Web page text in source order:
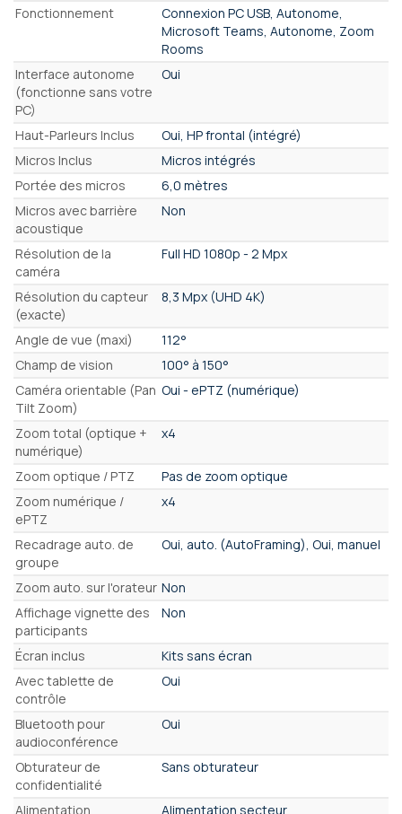
Fonctionnement
Connexion PC USB, Autonome,
Microsoft Teams, Autonome, Zoom
Rooms
Interface autonome
(fonctionne sans votre
PC)
Oui
Haut-Parleurs Inclus
Oui, HP frontal (intégré)
Micros Inclus
Micros intégrés
Portée des micros
6,0 mètres
Micros avec barrière
acoustique
Non
Résolution de la
caméra
Full HD 1080p - 2 Mpx
Résolution du capteur
(exacte)
8,3 Mpx (UHD 4K)
Angle de vue (maxi)
112°
Champ de vision
100° à 150°
Caméra orientable (Pan
Tilt Zoom)
Oui - ePTZ (numérique)
Zoom total (optique +
numérique)
x4
Zoom optique / PTZ
Pas de zoom optique
Zoom numérique /
ePTZ
x4
Recadrage auto. de
groupe
Oui, auto. (AutoFraming), Oui, manuel
Zoom auto. sur l'orateur Non
Affichage vignette des
participants
Non
Écran inclus
Kits sans écran
Avec tablette de
contrôle
Oui
Bluetooth pour
audioconférence
Oui
Obturateur de
confidentialité
Sans obturateur
Alimentation Alimentation secteur